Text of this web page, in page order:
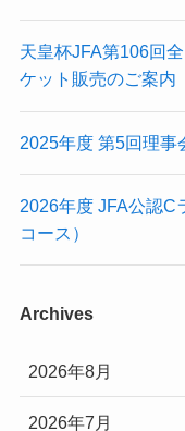
天皇杯JFA第106回
ケット販売のご案内
2025年度 第5回理事
2026年度 JFA公認C
コース）
Archives
2026年8月
2026年7月